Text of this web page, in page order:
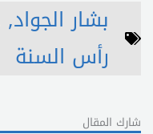
بشار الجواد,
رأس السنة
شارك المقال